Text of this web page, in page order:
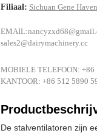
Filiaal: Sichuan Gene
EMAIL:
sales2@dairymachinery.cc
MOBIELE TELEFOON: +86
KANTOOR: +86 512 5890
De stalventilatoren zijn